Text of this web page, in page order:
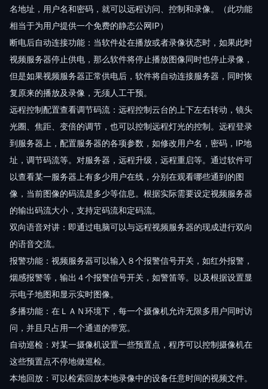
名地址，用户名和密码，就可以远程访问、控制和录像。（此功能
相当于为用户提供一个免费的静态公网IP）
断电后自动连接功能：当软件处在播放或者录像状态时，如果此时
视频服务器停止供电，那么软件将停止播放图像同时也停止录像，
但是如果视频服务器正常供电后，软件将自动连接服务器，同时恢
复原来的播放及录像，无须人工干预。
远程控制配置查看调节码流：远程控制云台的上下左右转动，镜头
光圈、焦距、变倍的调节，也可以控制远程灯光的控制。远程登录
到服务器上，配置服务器的各项参数，如修改用户名，密码，IP地
址，调节码流等。对服务器，远程升级，远程重启等。通过软件可
以查看某一服务器上有多少用户在线，分别在观看哪些通到的图
像，当前图像的码流是多少等信息。根据实际需要设定视频服务器
的输出码流大小，支持定码流和定码流。
双向语音对讲：即通过电脑可以与远程视频服务器的现成进行双向
的语音交流。
报警功能：视频服务器可以输入８个报警信号开关，如红外报警，
烟感报警等，输出４个报警信号开关，如警笛等。以及根据设置显
示电子地图和显示实时图像。
多播功能：在ＬＡＮ环境下，每一个摄像机允许无限多用户同时访
问，并且只占用一个通道的带宽。
自动巡检：对某一摄像机设置一些预置点，程序可以控制摄像机在
这些预置点不停地做巡检。
本地回放：可以检索回放本地录像中的设备任意时间的视频文件。